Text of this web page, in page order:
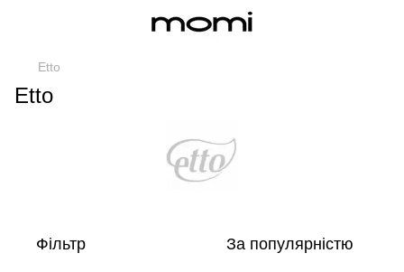
Etto
Etto
Фільтр За популярністю